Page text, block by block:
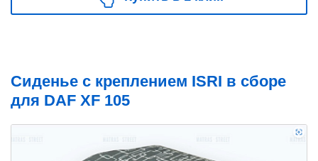
Сиденье с креплением ISRI в сборе
для DAF XF 105